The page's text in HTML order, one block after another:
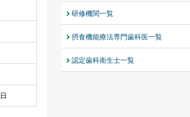
研修機関一覧
摂食機能療法専門歯科医一覧
認定歯科衛生士一覧